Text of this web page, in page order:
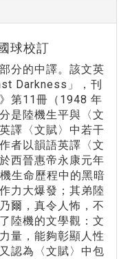
球校訂
分的中譯。該文英
Darkness」，刊
第11冊（1948 年
是陸機生平與〈文
譯〈文賦〉中若干
者以韻語英譯〈文
西晉惠帝永康元年
生命歷程中的黑暗
力大爆發；其弟陸
爾，真令人怖，不
陸機的文學觀：文
量，能夠彰顯人性
認為〈文賦〉中包